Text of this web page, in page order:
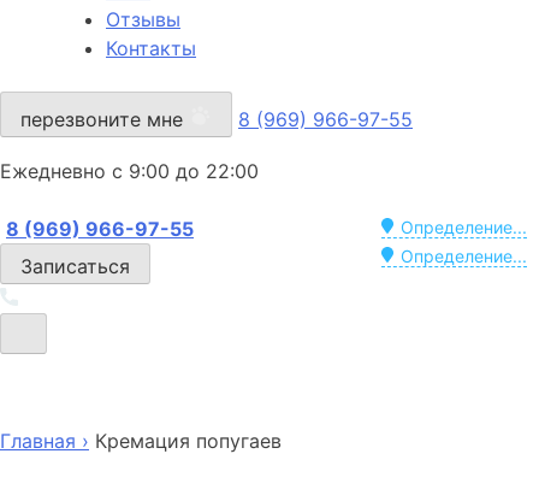
Отзывы
Контакты
перезвоните мне 8 (969) 966-97-55
Ежедневно с 9:00 до 22:00
Определение...
8 (969) 966-97-55
Определение...
Записаться
Главная › Кремация попугаев